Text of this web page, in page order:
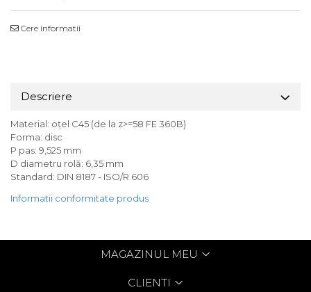
Cere informatii
Descriere
Material: oțel C45 (de la z>=58 FE 360B)
Forma: disc
P pas: 9,525 mm
D diametru rolă: 6,35 mm
Standard: DIN 8187 - ISO/R 606
Informatii conformitate produs
MAGAZINUL MEU
CLIENTI